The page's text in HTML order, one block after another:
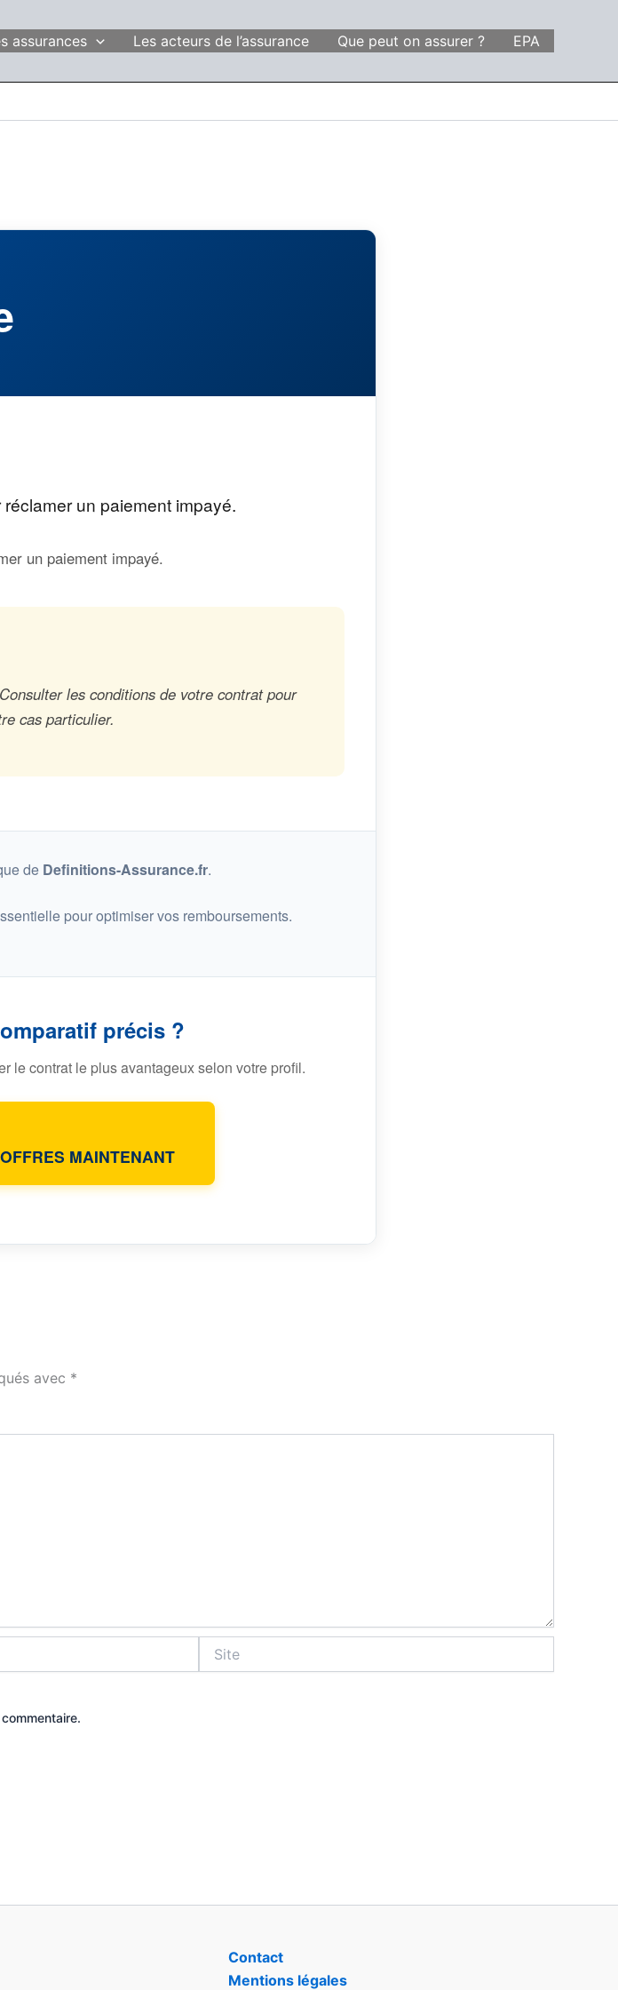
assurances Les acteurs de l’assurance Que peut on assurer ? EPA
un paiement impayé.
un paiement impayé.
les conditions de votre contrat pour
cas particulier.
de Definitions-Assurance.fr.
pour optimiser vos remboursements.
précis ?
le contrat le plus avantageux selon votre profil.
MAINTENANT
avec *
Contact
Mentions légales